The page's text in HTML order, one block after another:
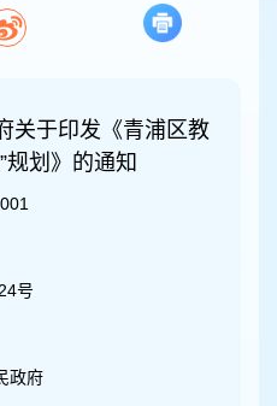
关于印发《青浦区教
规划》的通知
号
政府